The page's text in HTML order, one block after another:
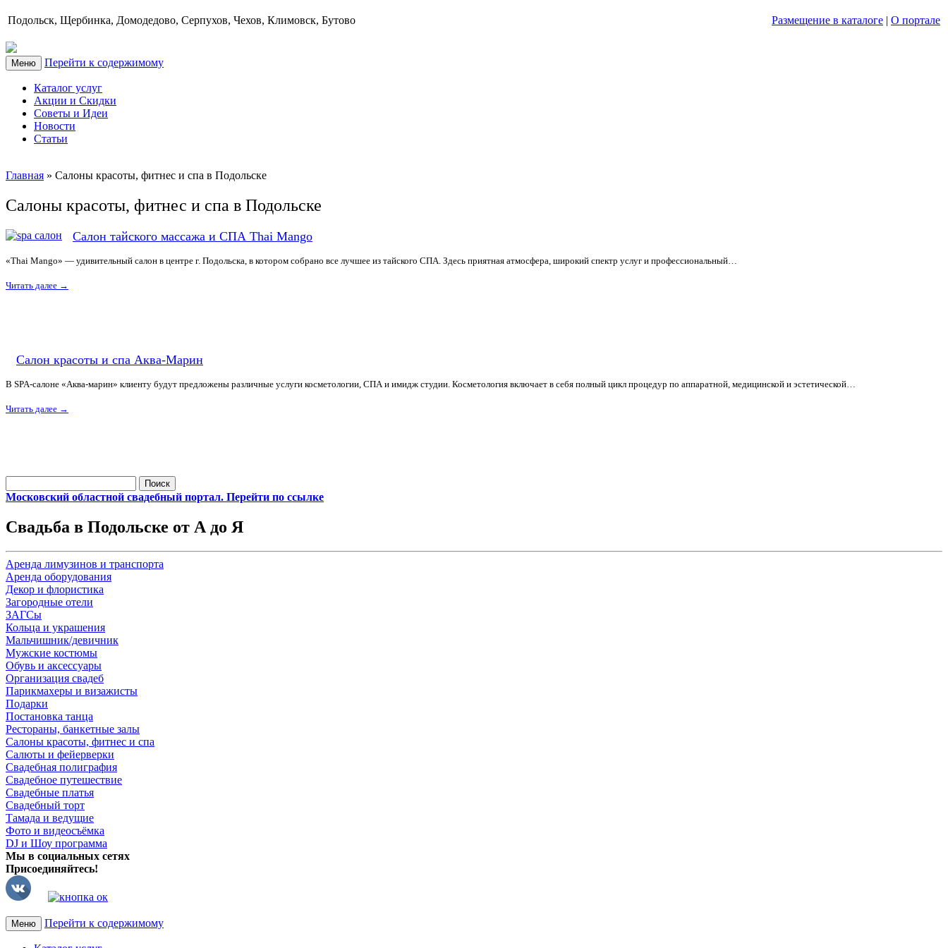
Подольск, Щербинка, Домодедово, Серпухов, Чехов, Климовск, Бутово Размещение в каталоге | О портале
Меню Перейти к содержимому
Каталог услуг
Акции и Скидки
Советы и Идеи
Новости
Статьи
Главная » Салоны красоты, фитнес и спа в Подольске
Салоны красоты, фитнес и спа в Подольске
Салон тайского массажа и СПА Thai Mango
«Thai Mango» — удивительный салон в центре г. Подольска, в котором собрано все лучшее из тайского СПА. Здесь приятная атмосфера, широкий спектр услуг и профессиональный…
Читать далее →
Салон красоты и спа Аква-Марин
В SPA-салоне «Аква-марин» клиенту будут предложены различные услуги косметологии, СПА и имидж студии. Косметология включает в себя полный цикл процедур по аппаратной, медицинской и эстетической…
Читать далее →
Московский областной свадебный портал. Перейти по ссылке
Свадьба в Подольске от А до Я
Аренда лимузинов и транспорта
Аренда оборудования
Декор и флористика
Загородные отели
ЗАГСы
Кольца и украшения
Мальчишник/девичник
Мужские костюмы
Обувь и аксессуары
Организация свадеб
Парикмахеры и визажисты
Подарки
Постановка танца
Рестораны, банкетные залы
Салоны красоты, фитнес и спа
Салюты и фейерверки
Свадебная полиграфия
Свадебное путешествие
Свадебные платья
Свадебный торт
Тамада и ведущие
Фото и видеосъёмка
DJ и Шоу программа
Мы в социальных сетях
Присоединяйтесь!
Меню Перейти к содержимому